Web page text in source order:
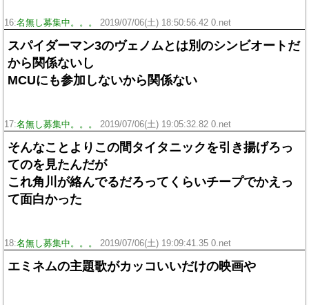
16:名無し募集中。。。 2019/07/06(土) 18:50:56.42 0.net
スパイダーマン3のヴェノムとは別のシンビオートだ
から関係ないし
MCUにも参加しないから関係ない
17:名無し募集中。。。 2019/07/06(土) 19:05:32.82 0.net
そんなことよりこの間タイタニックを引き揚げろっ
てのを見たんだが
これ角川が絡んでるだろってくらいチープでかえっ
て面白かった
18:名無し募集中。。。 2019/07/06(土) 19:09:41.35 0.net
エミネムの主題歌がカッコいいだけの映画や